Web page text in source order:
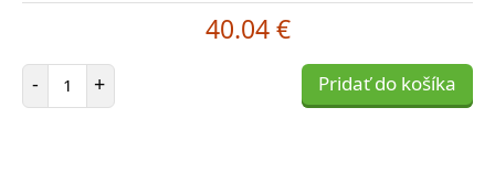
40.04 €
- Počet položiek
+ Pridať do košíka